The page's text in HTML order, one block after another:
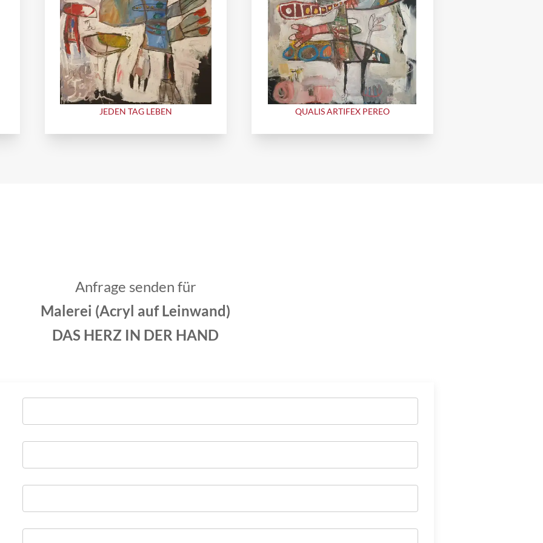
JEDEN TAG LEBEN QUALIS ARTIFEX PEREO
Anfrage senden für
Malerei (Acryl auf Leinwand)
DAS HERZ IN DER HAND